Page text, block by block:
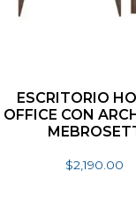
ESCRITORIO
OFFICE CON
$2,190.00